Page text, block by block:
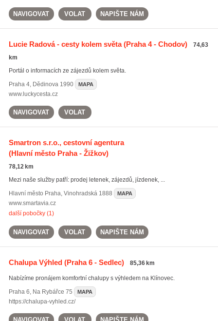
NAVIGOVAT VOLAT NAPIŠTE NÁM
Lucie Radová - cesty kolem světa(Praha 4 - Chodov)
74,63
km
Portál o informacích ze zájezdů kolem světa.
Praha 4, Dědinova 1990 MAPA
www.luckycesta.cz
NAVIGOVAT VOLAT
Smartron s.r.o., cestovní agentura
(Hlavní město Praha - Žižkov)
78,12 km
Mezi naše služby patří: prodej letenek, zájezdů, jízdenek, ...
Hlavní město Praha, Vinohradská 1888 MAPA
www.smartavia.cz
další pobočky (1)
NAVIGOVAT VOLAT NAPIŠTE NÁM
Chalupa Výhled(Praha 6 - Sedlec) 85,36 km
Nabízíme pronájem komfortní chalupy s výhledem na Klínovec.
Praha 6, Na Rybářce 75 MAPA
https://chalupa-vyhled.cz/